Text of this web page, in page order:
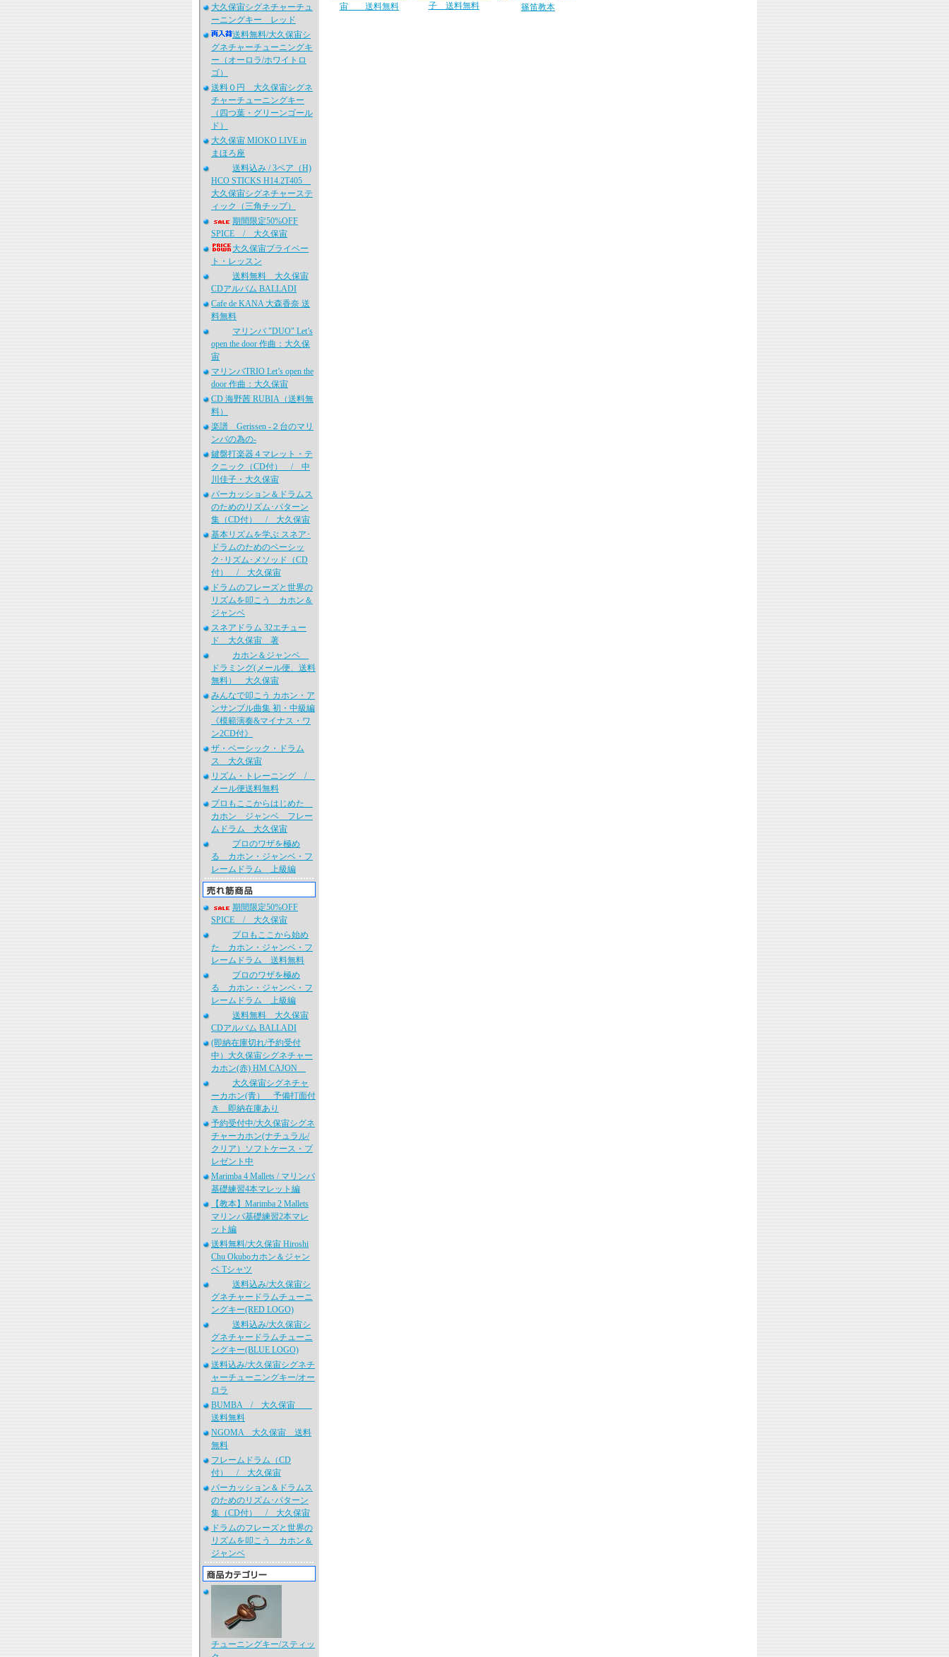
大久保宙シグネチャーチュ
ーニングキー レッド
送料無料/大久保宙シ
グネチャーチューニングキ
ー（オーロラ/ホワイトロ
ゴ）
送料０円 大久保宙シグネ
チャーチューニングキー
（四つ葉・グリーンゴール
ド）
大久保宙 MIOKO LIVE in
まほろ座
送料込み / 3ペア（H)
HCO STICKS H14.2T405
大久保宙シグネチャーステ
ィック（三角チップ）
期間限定50%OFF
SPICE / 大久保宙
大久保宙プライベー
ト・レッスン
送料無料 大久保宙
CDアルバム BALLADI
Cafe de KANA 大森香奈 送
料無料
マリンバ "DUO" Let’s
open the door 作曲：大久保
宙
マリンバTRIO Let’s open the
door 作曲：大久保宙
CD 海野茜 RUBIA（送料無
料）
楽譜 Gerissen -２台のマリ
ンバの為の-
鍵盤打楽器４マレット・テ
クニック（CD付） / 中
川佳子・大久保宙
パーカッション＆ドラムス
のためのリズム･パターン
集（CD付） / 大久保宙
基本リズムを学ぶ スネア･
ドラムのためのベーシッ
ク･リズム･メソッド（CD
付） / 大久保宙
ドラムのフレーズと世界の
リズムを叩こう カホン＆
ジャンベ
スネアドラム 32エチュー
ド 大久保宙 著
カホン＆ジャンベ
ドラミング(メール便、送料
無料） 大久保宙
みんなで叩こう カホン・ア
ンサンブル曲集 初・中級編
《模範演奏&マイナス・ワ
ン2CD付》
ザ・ベーシック・ドラム
ス 大久保宙
リズム・トレーニング /
メール便送料無料
プロもここからはじめた
カホン ジャンベ フレー
ムドラム 大久保宙
プロのワザを極め
る カホン・ジャンベ・フ
レームドラム 上級編
期間限定50%OFF
SPICE / 大久保宙
プロもここから始め
た カホン・ジャンベ・フ
レームドラム 送料無料
プロのワザを極め
る カホン・ジャンベ・フ
レームドラム 上級編
送料無料 大久保宙
CDアルバム BALLADI
(即納在庫切れ/予約受付
中）大久保宙シグネチャー
カホン(赤) HM CAJON
大久保宙シグネチャ
ーカホン(青） 予備打面付
き 即納在庫あり
予約受付中/大久保宙シグネ
チャーカホン(ナチュラル/
クリア）ソフトケース・プ
レゼント中
Marimba 4 Mallets / マリンバ
基礎練習4本マレット編
【教本】Marimba 2 Mallets
マリンバ基礎練習2本マレ
ット編
送料無料/大久保宙 Hiroshi
Chu Okuboカホン＆ジャン
ベ Tシャツ
送料込み/大久保宙シ
グネチャードラムチューニ
ングキー(RED LOGO)
送料込み/大久保宙シ
グネチャードラムチューニ
ングキー(BLUE LOGO)
送料込み/大久保宙シグネチ
ャーチューニングキー/オー
ロラ
BUMBA / 大久保宙
送料無料
NGOMA 大久保宙 送料
無料
フレームドラム（CD
付） / 大久保宙
パーカッション＆ドラムス
のためのリズム･パターン
集（CD付） / 大久保宙
ドラムのフレーズと世界の
リズムを叩こう カホン＆
ジャンベ
チューニングキー/スティッ
宙 送料無料
子 送料無料
篠笛教本